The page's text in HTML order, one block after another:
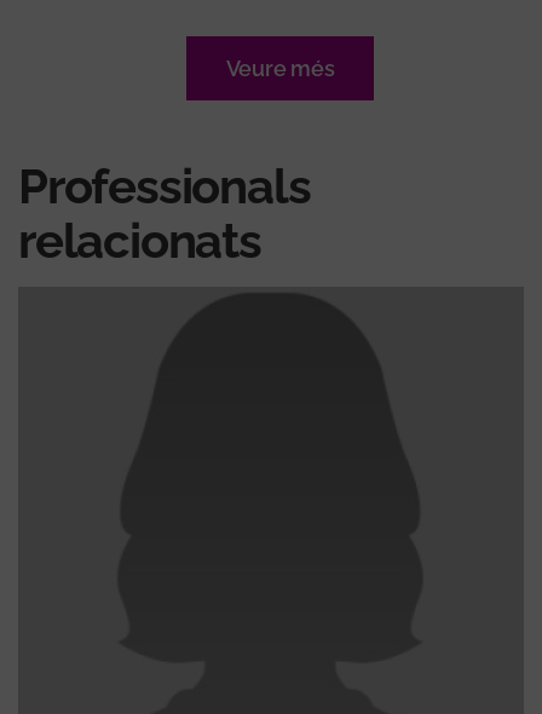
Veure més
Professionals
relacionats